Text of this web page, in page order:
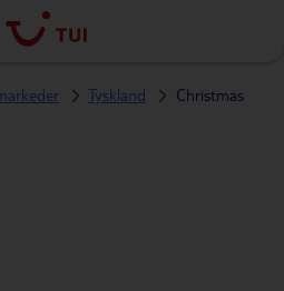
Tyskland
Christmas